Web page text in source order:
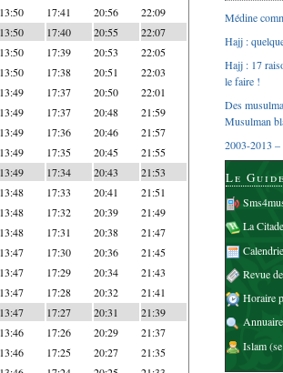
13:50 17:41 20:56 22:09
13:50 17:40 20:55 22:07
13:50 17:39 20:53 22:05
13:50 17:38 20:51 22:03
13:49 17:37 20:50 22:01
13:49 17:37 20:48 21:59
13:49 17:36 20:46 21:57
13:49 17:35 20:45 21:55
13:49 17:34 20:43 21:53
13:48 17:33 20:41 21:51
13:48 17:32 20:39 21:49
13:48 17:31 20:38 21:47
13:47 17:30 20:36 21:45
13:47 17:29 20:34 21:43
13:47 17:28 20:32 21:41
13:47 17:27 20:31 21:39
13:46 17:26 20:29 21:37
13:46 17:25 20:27 21:35
Médine
Hajj :
Hajj : 17
le faire !
Des
Musulman
2003-2013 –
Le
La
Revue
Horaire
Islam